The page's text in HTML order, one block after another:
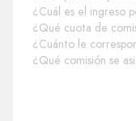
¿Cuál es el ingreso
¿Qué cuota de
¿Cuánto le
¿Qué comisión se